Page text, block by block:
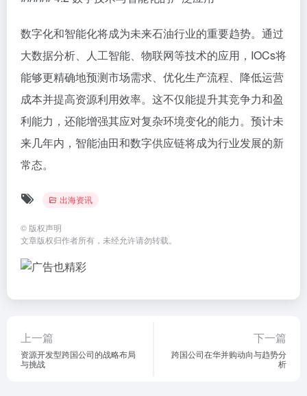
数字化和智能化将成为未来石油行业的重要趋势。通过
大数据分析、人工智能、物联网等技术的应用，IOCs将
能够更精确地预测市场需求、优化生产流程、降低运营
成本并提高资源利用效率。这不仅能提升其竞争力和盈
利能力，还能增强其应对复杂环境变化的能力。预计未
来几年内，智能油田和数字供应链将成为行业发展的新
常态。
出海资讯
© 版权声明
文章版权归作者所有，未经允许请勿转载。
上一篇
资源开发型跨国公司的战略布局
与挑战
下一篇
跨国公司在华并购动向与趋势分
析